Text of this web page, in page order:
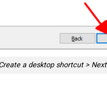
a desktop shortcut > Next